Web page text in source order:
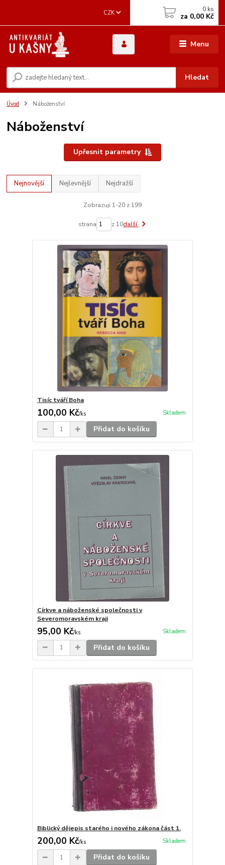
Menu
CZK
Hledat
0 ks
za 0,00 Kč
Úvod Náboženství
Náboženství
Upřesnit parametry
Nejnovější Nejlevnější Nejdražší
Zobrazuji 1-20 z 199
strana z 10další
Tisíc tváří Boha
100,00 Kč/ks Skladem
Přidat do košíku
Církve a náboženské společnosti v
Severomoravském kraji
95,00 Kč/ks Skladem
Přidat do košíku
Biblický dějepis starého i nového zákona část 1.
200,00 Kč/ks Skladem
Přidat do košíku